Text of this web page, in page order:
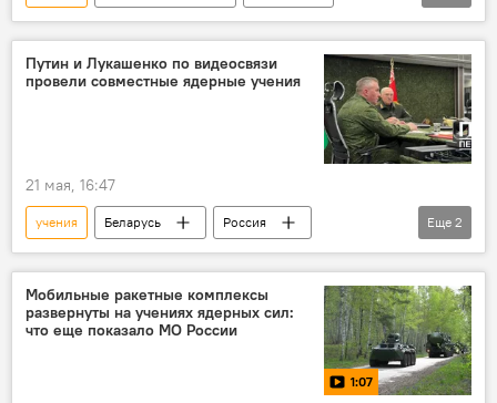
Запад
Путин и Лукашенко по видеосвязи
провели совместные ядерные учения
21 мая, 16:47
учения Беларусь
Россия
ядерная программа
Видео
Еще 2
Мобильные ракетные комплексы
развернуты на учениях ядерных сил:
что еще показало МО России
1:07